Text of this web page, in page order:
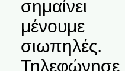
σημαίνει
μένουμε
σιωπηλές.
Τηλεφώνησε